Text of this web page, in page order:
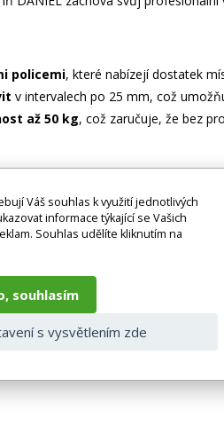
policemi, které nabízejí dostatek
v intervalech po 25 mm, což
až 50 kg, což zaručuje, že bez
prioritou. Proto je skříň DANIEL
a chrání vaše citlivé informace
uzamčení a odemčení skříně.
se hodí do každého interiéru.
stability a bezpečnosti je skříň
v okolí.
Váš souhlas k využití jednotlivých
informace týkající se Vašich
Souhlas udělíte kliknutím na
souhlasím
s vysvětlením zde